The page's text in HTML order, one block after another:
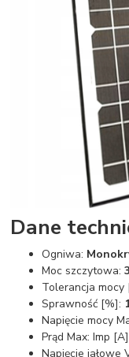
Dane
Ogniwa:
Moc szczytowa:
Tolerancja mocy
Sprawność [%]:
Napięcie mocy
Prąd Max: Imp
Napięcie jałowe